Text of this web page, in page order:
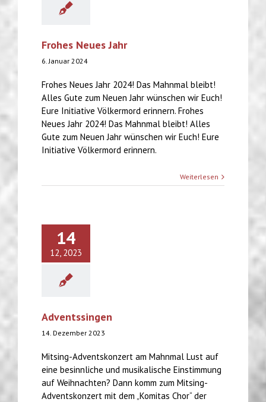
Frohes Neues Jahr
6. Januar 2024
Frohes Neues Jahr 2024! Das Mahnmal bleibt!
Alles Gute zum Neuen Jahr wünschen wir Euch!
Eure Initiative Völkermord erinnern. Frohes
Neues Jahr 2024! Das Mahnmal bleibt! Alles
Gute zum Neuen Jahr wünschen wir Euch! Eure
Initiative Völkermord erinnern.
Weiterlesen
14
12, 2023
Adventssingen
14. Dezember 2023
Mitsing-Adventskonzert am Mahnmal Lust auf
eine besinnliche und musikalische Einstimmung
auf Weihnachten? Dann komm zum Mitsing-
Adventskonzert mit dem „Komitas Chor“ der